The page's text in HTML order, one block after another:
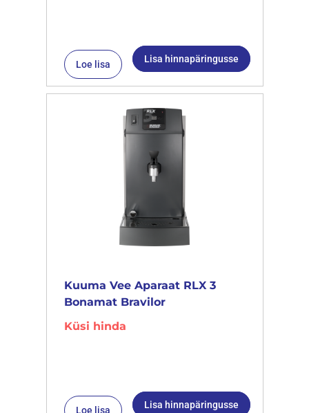
Loe lisa Lisa hinnapäringusse
Kuuma Vee Aparaat RLX 3
Bonamat Bravilor
Küsi hinda
Loe lisa Lisa hinnapäringusse